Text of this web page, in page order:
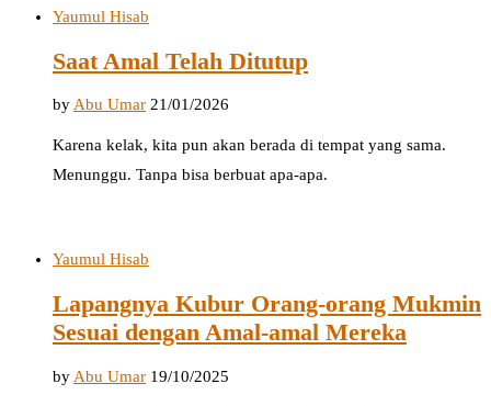
Yaumul Hisab
Saat Amal Telah Ditutup
byAbu Umar 21/01/2026
Karena kelak, kita pun akan berada di tempat yang sama.
Menunggu. Tanpa bisa berbuat apa-apa.
Yaumul Hisab
Lapangnya Kubur Orang-orang Mukmin
Sesuai dengan Amal-amal Mereka
by Abu Umar 19/10/2025